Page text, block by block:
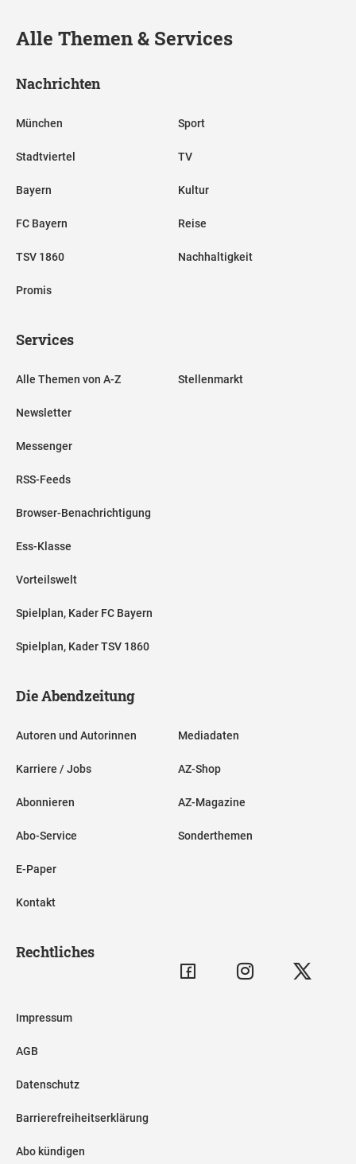
Alle Themen & Services
Nachrichten
München
Stadtviertel
Bayern
FC Bayern
TSV 1860
Promis
Sport
TV
Kultur
Reise
Nachhaltigkeit
Services
Alle Themen von A-Z
Newsletter
Messenger
RSS-Feeds
Browser-Benachrichtigung
Ess-Klasse
Vorteilswelt
Spielplan, Kader FC Bayern
Spielplan, Kader TSV 1860
Stellenmarkt
Die Abendzeitung
Autoren und Autorinnen
Karriere / Jobs
Abonnieren
Abo-Service
E-Paper
Kontakt
Mediadaten
AZ-Shop
AZ-Magazine
Sonderthemen
Rechtliches
Impressum
AGB
Datenschutz
Barrierefreiheitserklärung
Abo kündigen